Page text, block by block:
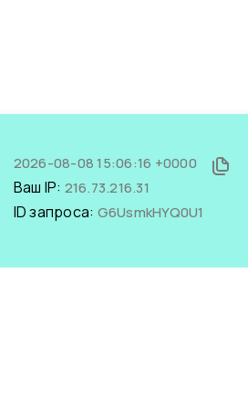
2026-08-08 15:06:16 +0000
Ваш IP: 216.73.216.31
ID запроса: G6UsmkHYQ0U1